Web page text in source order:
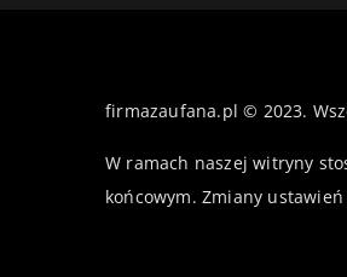
firmazaufana.pl © 2023.
W ramach naszej witryny
końcowym. Zmiany